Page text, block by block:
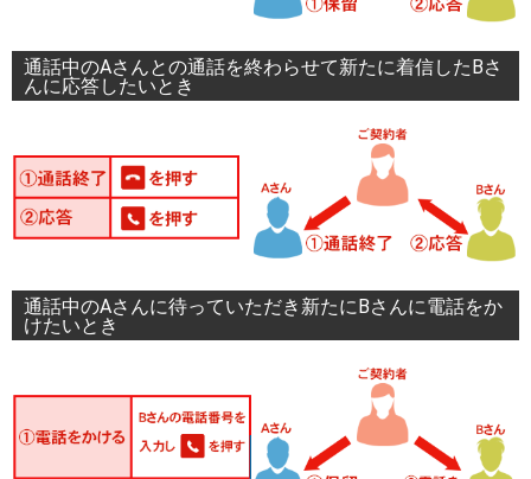
通話中のAさんとの通話を終わらせて新たに着信したBさ
んに応答したいとき
通話中のAさんに待っていただき新たにBさんに電話をか
けたいとき